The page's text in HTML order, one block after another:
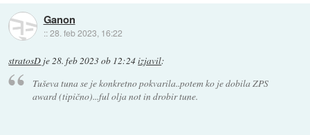
Ganon
::28. feb 2023, 16:22
stratosD je 28. feb 2023 ob 12:24izjavil:
Tuševa tuna se je konkretno pokvarila..potem ko je dobila ZPS
award (tipično)...ful olja not in drobir tune.